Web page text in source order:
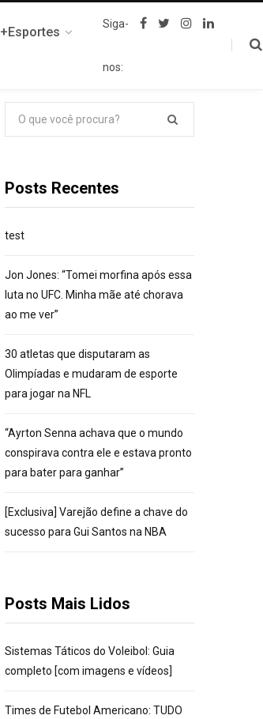
+Esportes
Siga-
nos:
F
I
L
Pesquisar
por:
Posts Recentes
test
Jon Jones: “Tomei morfina após essa
luta no UFC. Minha mãe até chorava
ao me ver”
30 atletas que disputaram as
Olimpíadas e mudaram de esporte
para jogar na NFL
“Ayrton Senna achava que o mundo
conspirava contra ele e estava pronto
para bater para ganhar”
[Exclusiva] Varejão define a chave do
sucesso para Gui Santos na NBA
Posts Mais Lidos
Sistemas Táticos do Voleibol: Guia
completo [com imagens e vídeos]
Times de Futebol Americano: TUDO